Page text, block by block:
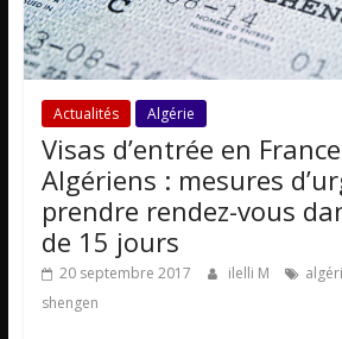
Actualités Algérie
Visas d’entrée en
Algériens : mesures
prendre rendez-vous
de 15 jours
20 septembre 2017 ilelli M
shengen